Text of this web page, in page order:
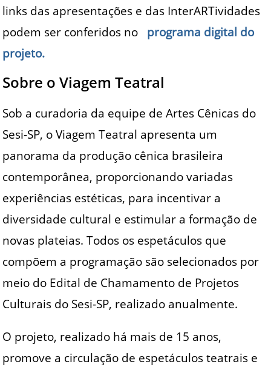
links das apresentações e das InterARTividades
podem ser conferidos no
programa digital do
projeto.
Sobre o Viagem Teatral
Sob a curadoria da equipe de Artes Cênicas do
Sesi-SP, o Viagem Teatral apresenta um
panorama da produção cênica brasileira
contemporânea, proporcionando variadas
experiências estéticas, para incentivar a
diversidade cultural e estimular a formação de
novas plateias. Todos os espetáculos que
compõem a programação são selecionados por
meio do Edital de Chamamento de Projetos
Culturais do Sesi-SP, realizado anualmente.
O projeto, realizado há mais de 15 anos,
promove a circulação de espetáculos teatrais e